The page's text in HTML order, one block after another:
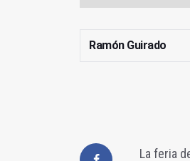
Ramón Guirado
La feria